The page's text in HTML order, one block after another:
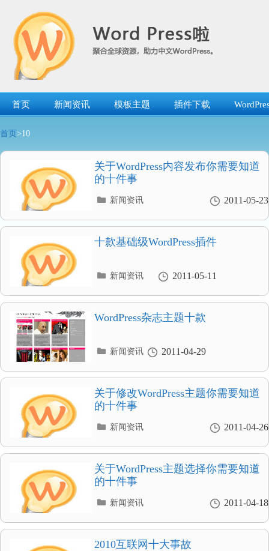
首页 新闻资讯 模板主题 插件下载
首页 >10
关于WordPress内容发布你需要知道
的十件事
2011-05-23
分
录
新闻资讯
十款基础级WordPress插件
2011-05-11
分
录
新闻资讯
WordPress杂志主题十款
2011-04-29
分
录
新闻资讯
关于修改WordPress主题你需要知道
的十件事
2011-04-26
分
录
新闻资讯
关于WordPress主题选择你需要知道
的十件事
2011-04-18
分
录
新闻资讯
2010互联网十大事故